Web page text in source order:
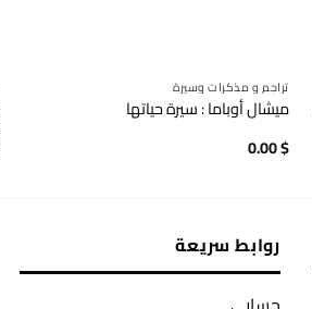
تراجم و مذكرات وسيرة
ميشال أوباما : سيرة حياتها
0.00$
روابط سريعة